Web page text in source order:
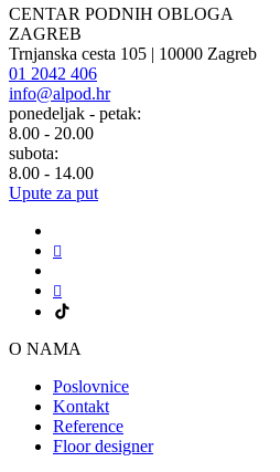
CENTAR PODNIH OBLOGA
ZAGREB
Trnjanska cesta 105 | 10000 Zagreb
01 2042 406
info@alpod.hr
ponedeljak - petak:
8.00 - 20.00
subota:
8.00 - 14.00
Upute za put
O NAMA
Poslovnice
Kontakt
Reference
Floor designer